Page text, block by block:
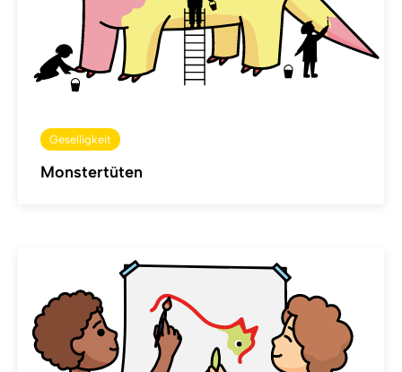
Geselligkeit
Monstertüten